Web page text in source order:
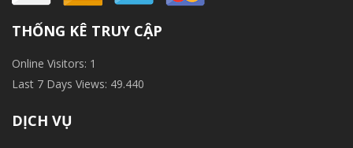
THỐNG KÊ TRUY CẬP
Online Visitors: 1
Last 7 Days Views: 49.440
DỊCH VỤ